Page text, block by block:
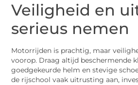
Veiligheid en
serieus nemen
Motorrijden is prachtig, maar
voorop. Draag altijd beschermende
goedgekeurde helm en stevige
de rijschool vaak uitrusting aan,